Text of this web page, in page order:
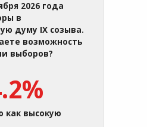
2026 года
в
думу IX созыва.
возможность
выборов?
как высокую